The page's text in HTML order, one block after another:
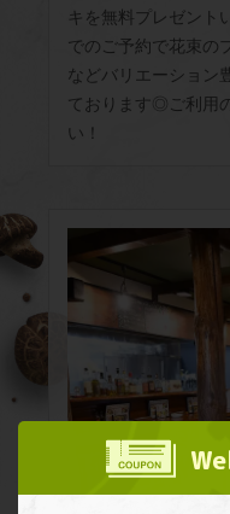
キを無料プレゼント
でのご予約で花束の
などバリエーション
ております◎ご利用
い！
この店
イタリアンバル